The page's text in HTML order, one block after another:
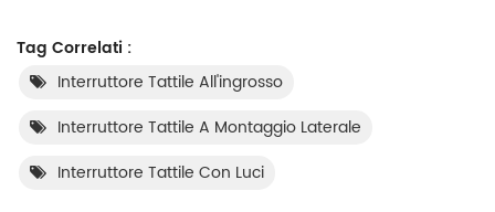
Tag Correlati :
Interruttore Tattile All'ingrosso
Interruttore Tattile A Montaggio Laterale
Interruttore Tattile Con Luci